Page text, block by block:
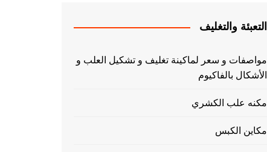
التعبئة والتغليف
مواصفات و سعر لماكينة تغليف و تشكيل العلب و
الأشكال بالفاكيوم
مكنه علب الكشري
مكاين الكبس